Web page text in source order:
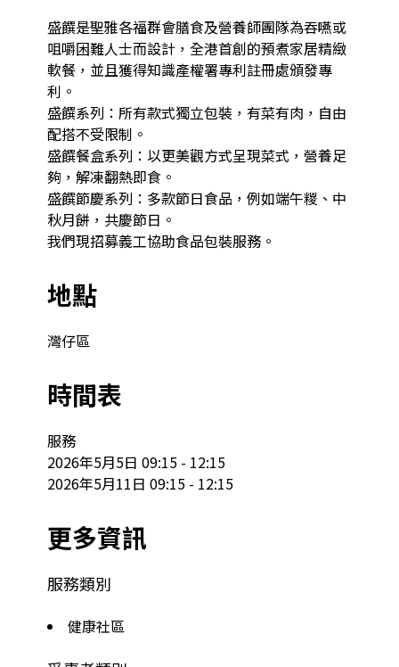
盛饌是聖雅各福群會膳食及營養師團隊為吞嚥或
咀嚼困難人士而設計，全港首創的預煮家居精緻
軟餐，並且獲得知識產權署專利註冊處頒發專
利。
盛饌系列：所有款式獨立包裝，有菜有肉，自由
配搭不受限制。
盛饌餐盒系列：以更美觀方式呈現菜式，營養足
夠，解凍翻熱即食。
盛饌節慶系列：多款節日食品，例如端午糉、中
秋月餅，共慶節日。
我們現招募義工協助食品包裝服務。
地點
灣仔區
時間表
服務
2026年5月5日 09:15 - 12:15
2026年5月11日 09:15 - 12:15
更多資訊
服務類別
健康社區